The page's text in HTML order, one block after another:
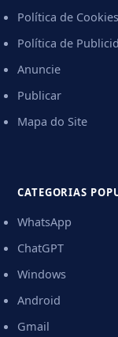
Política de Cookies
Política de
Anuncie
Publicar
Mapa do Site
CATEGORIAS
WhatsApp
ChatGPT
Windows
Android
Gmail